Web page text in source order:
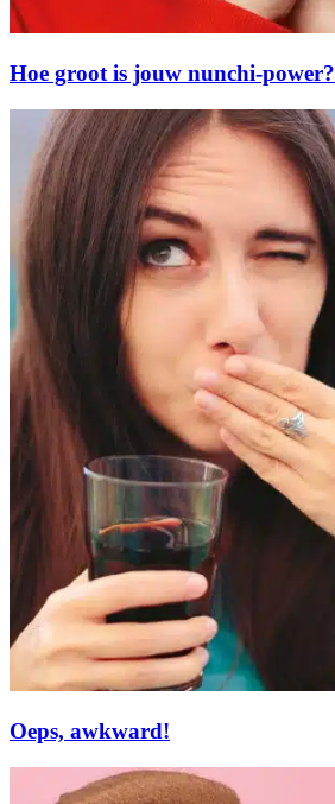
Hoe groot is jouw nunchi-power?
Oeps, awkward!